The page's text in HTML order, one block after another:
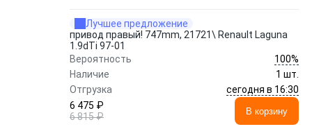
Лучшее предложение
привод правый! 747mm, 21721\ Renault Laguna
1.9dTi 97-01
Вероятность
100%
Наличие
1 шт.
Отгрузка
сегодня в 16:30
6 475 ₽
6 815 ₽
В корзину